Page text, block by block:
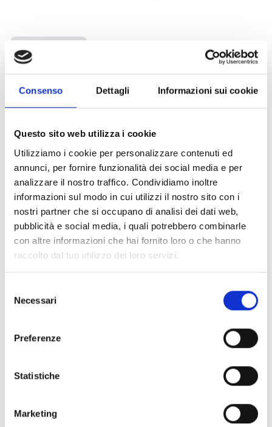
Consenso Dettagli Informazioni sui cookie
Questo sito web utilizza i cookie
Utilizziamo i cookie per personalizzare contenuti ed
annunci, per fornire funzionalità dei social media e per
analizzare il nostro traffico. Condividiamo inoltre
informazioni sul modo in cui utilizzi il nostro sito con i
nostri partner che si occupano di analisi dei dati web,
pubblicità e social media, i quali potrebbero combinarle
con altre informazioni che hai fornito loro o che hanno
raccolto dal tuo utilizzo dei loro servizi.
delNecessari
Preferenze
Statistiche
Marketing
SmartLink Advanced
Interessato a questo prodotto?
Richiedi
maggiori
informazioni
Trova un
distributore